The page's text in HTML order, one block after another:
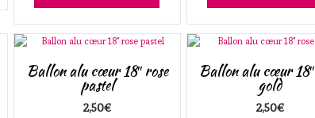
Ballon alu cœur 18″ rose
pastel
2,50€
Ballon alu cœur
gold
2,50€